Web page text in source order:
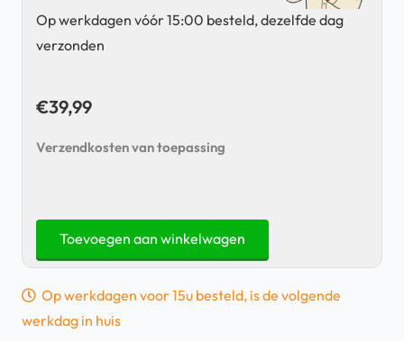
Op werkdagen vóór 15:00 besteld, dezelfde dag
verzonden
€39,99
Verzendkosten van toepassing
Samsung
Galaxy
S
Pen
-
Toevoegen aan winkelwagen
Op werkdagen voor 15u besteld, is de volgende
werkdag in huis